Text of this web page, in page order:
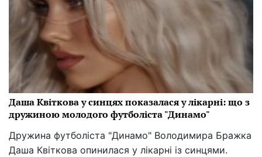
Даша Квіткова у синцях показалася у лікарні: що з
дружиною молодого футболіста "Динамо"
Дружина футболіста "Динамо" Володимира Бражка
Даша Квіткова опинилася у лікарні із синцями.